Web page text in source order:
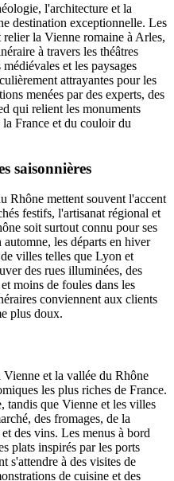
l'architecture et la
destination exceptionnelle. Les
la Vienne romaine à Arles,
à travers les théâtres
et les paysages
attrayantes pour les
menées par des experts, des
qui relient les monuments
France et du couloir du
saisonnières
Rhône mettent souvent l'accent
festifs, l'artisanat régional et
soit surtout connu pour ses
les départs en hiver
villes telles que Lyon et
des rues illuminées, des
moins de foules dans les
conviennent aux clients
plus doux.
et la vallée du Rhône
les plus riches de France.
tandis que Vienne et les villes
des fromages, de la
des vins. Les menus à bord
plats inspirés par les ports
s'attendre à des visites de
de cuisine et des